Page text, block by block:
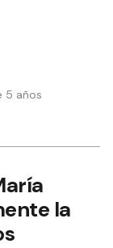
5 años
la